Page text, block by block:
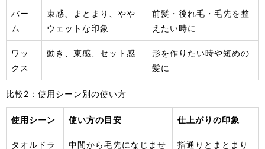
バー
ム
束感、まとまり、やや
ウェットな印象
前髪・後れ毛・毛先を整
えたい時に
ワッ
クス
動き、束感、セット感
形を作りたい時や短めの
髪に
比較2：使用シーン別の使い方
使用シーン 使い方の目安 仕上がりの印象
タオルドラ
中間から毛先になじませ
指通りとまとまり